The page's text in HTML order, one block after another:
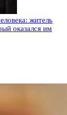
житель
оказался им